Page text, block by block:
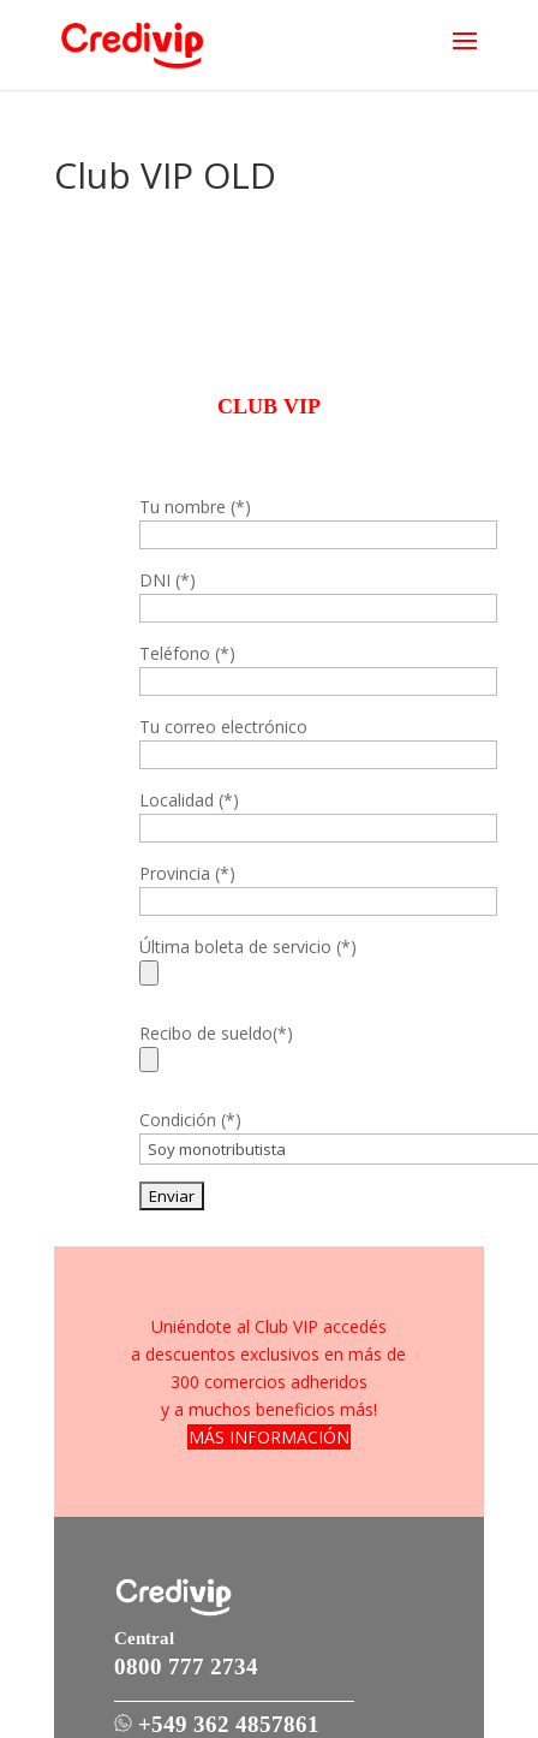
Club VIP OLD
CLUB VIP
Tu nombre (*)
DNI (*)
Teléfono (*)
Tu correo electrónico
Localidad (*)
Provincia (*)
Última boleta de servicio (*)
Recibo de sueldo(*)
Condición (*)
Uniéndote al Club VIP accedés
a descuentos exclusivos en más de
300 comercios adheridos
y a muchos beneficios más!
MÁS INFORMACIÓN
Central
0800 777 2734
+549 362 4857861